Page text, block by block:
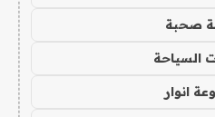
صحبة
السياحة
انوار